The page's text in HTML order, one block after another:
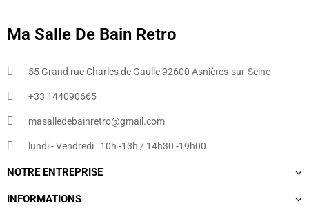
Ma Salle De Bain Retro
55 Grand rue Charles de Gaulle 92600 Asnières-sur-Seine
+33 144090665​
masalledebainretro@gmail.com
lundi - Vendredi : 10h -13h / 14h30 -19h00
NOTRE ENTREPRISE
INFORMATIONS